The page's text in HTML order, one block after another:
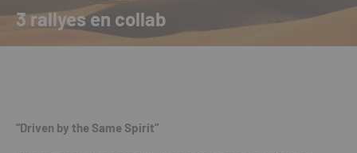
3 rallyes en collab
“Driven by the Same Spirit”